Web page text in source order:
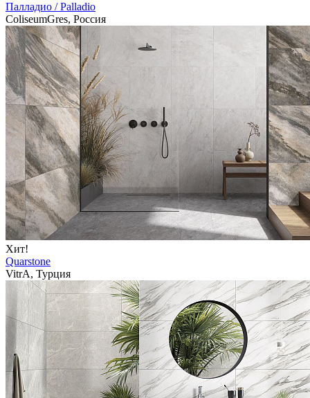
Палладио / Palladio
ColiseumGres, Россия
Хит!
Quarstone
VitrA, Турция